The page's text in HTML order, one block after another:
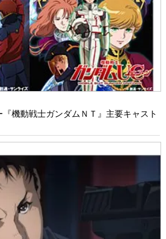
機動戦士ガンダムＮＴ』主要キャスト